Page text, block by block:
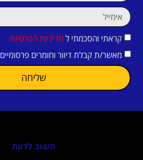
קראתי והסכמתי ל מדיניות הפרטיות
מאשר/ת קבלת דיוור וחומרים פרסומיים
שליחה
חשוב לדעת